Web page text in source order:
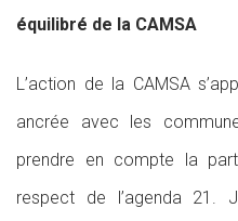
équilibré de la CAMSA
L’action de la CAMSA
ancrée avec les
prendre en compte la
respect de l’agenda 21.